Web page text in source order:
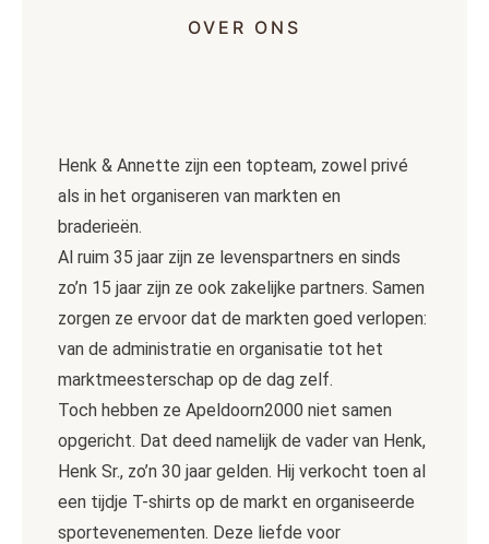
OVER ONS
Henk & Annette zijn een topteam, zowel privé
als in het organiseren van markten en
braderieën.
Al ruim 35 jaar zijn ze levenspartners en sinds
zo’n 15 jaar zijn ze ook zakelijke partners. Samen
zorgen ze ervoor dat de markten goed verlopen:
van de administratie en organisatie tot het
marktmeesterschap op de dag zelf.
Toch hebben ze Apeldoorn2000 niet samen
opgericht. Dat deed namelijk de vader van Henk,
Henk Sr., zo’n 30 jaar gelden. Hij verkocht toen al
een tijdje T-shirts op de markt en organiseerde
sportevenementen. Deze liefde voor